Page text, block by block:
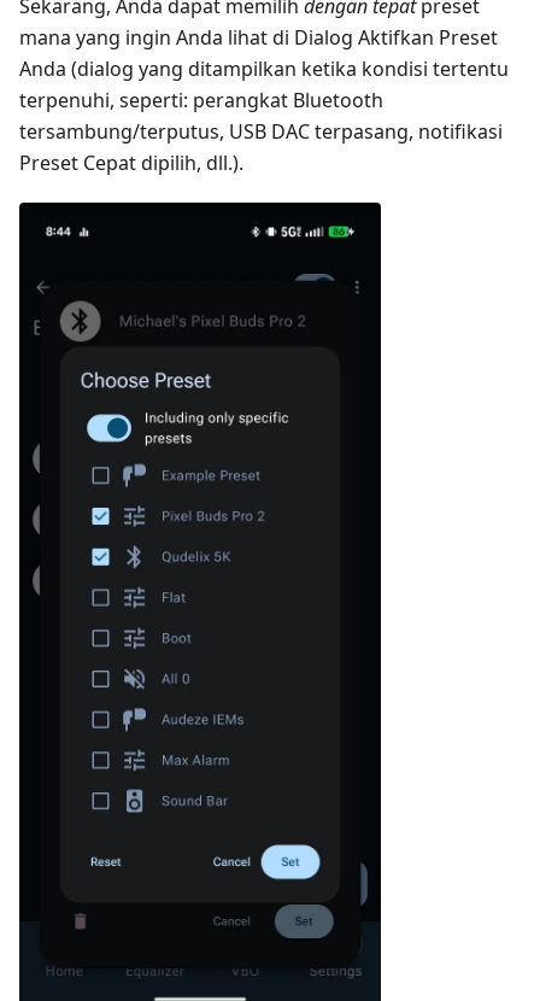
Sekarang, Anda dapat memilih dengan tepatpreset
mana yang ingin Anda lihat di Dialog Aktifkan Preset
Anda (dialog yang ditampilkan ketika kondisi tertentu
terpenuhi, seperti: perangkat Bluetooth
tersambung/terputus, USB DAC terpasang, notifikasi
Preset Cepat dipilih, dll.).